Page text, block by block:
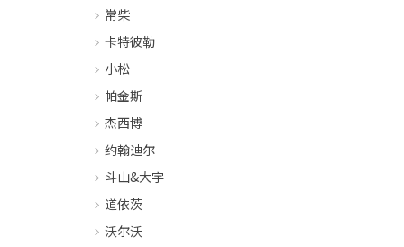
常柴
卡特彼勒
小松
帕金斯
杰西博
约翰迪尔
斗山&大宇
道依茨
沃尔沃